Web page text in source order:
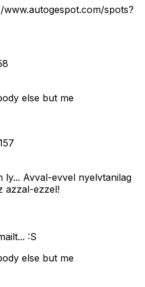
www.autogespot.com/spots?
else but me
ly... Avval-evvel nyelvtanilag
azzal-ezzel!
:S
else but me